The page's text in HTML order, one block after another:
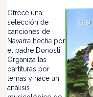
Ofrece una
selección de
canciones de
Navarra hecha por
el padre Donosti.
Organiza las
partituras por
temas y hace un
análisis